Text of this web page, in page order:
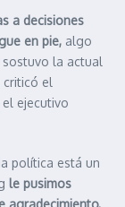
a decisiones
en pie, algo
sostuvo la actual
criticó el
el ejecutivo
política está un
le pusimos
agradecimiento,